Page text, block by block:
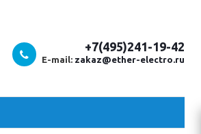
+7(495)241-19-42
E-mail: zakaz@ether-electro.ru